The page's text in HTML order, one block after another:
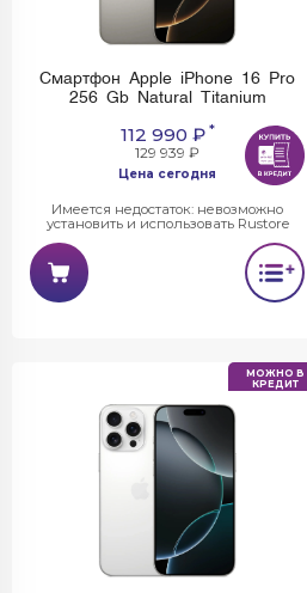
Смартфон Apple iPhone 16 Pro
256 Gb Natural Titanium
112 990 ₽*
129 939 ₽
Цена сегодня
Имеется недостаток: невозможно
установить и использовать Rustore
МОЖНО В
КРЕДИТ